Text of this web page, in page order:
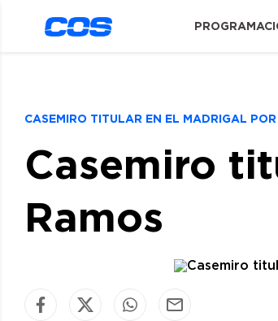
CASEMIRO TITULAR EN EL MADRIGAL
Casemiro
Ramos